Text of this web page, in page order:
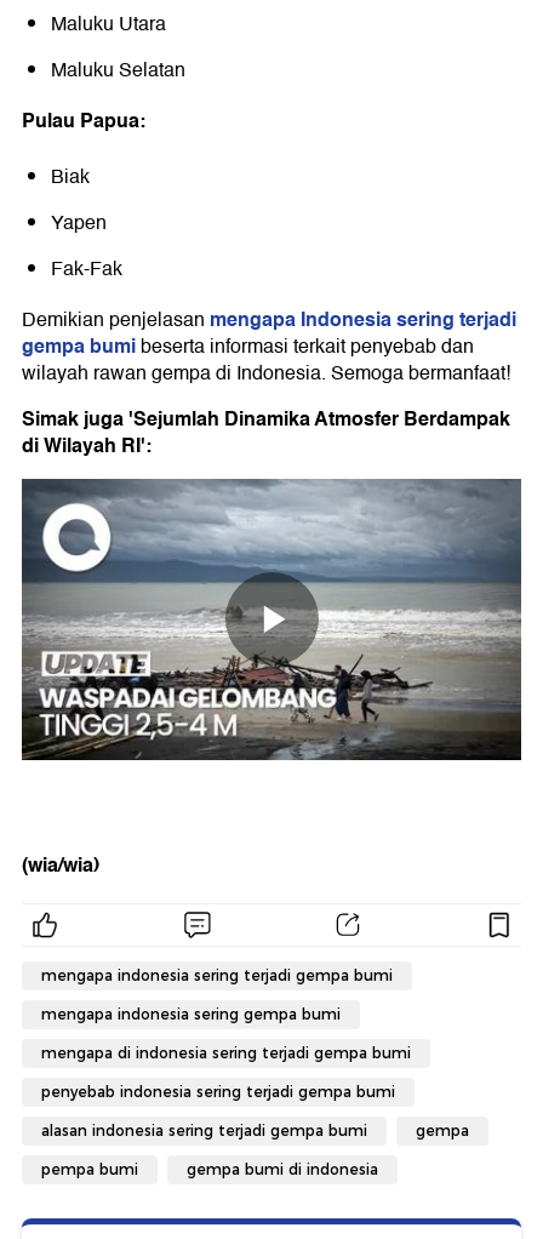
Maluku Utara
Maluku Selatan
Pulau Papua:
Biak
Yapen
Fak-Fak
Demikian penjelasan mengapa Indonesia sering terjadi
gempa bumibeserta informasi terkait penyebab dan
wilayah rawan gempa di Indonesia. Semoga bermanfaat!
Simak juga 'Sejumlah Dinamika Atmosfer Berdampak
di Wilayah RI':
(wia/wia)
mengapa indonesia sering terjadi gempa bumi
mengapa indonesia sering gempa bumi
mengapa di indonesia sering terjadi gempa bumi
penyebab indonesia sering terjadi gempa bumi
alasan indonesia sering terjadi gempa bumi gempa
pempa bumi gempa bumi di indonesia